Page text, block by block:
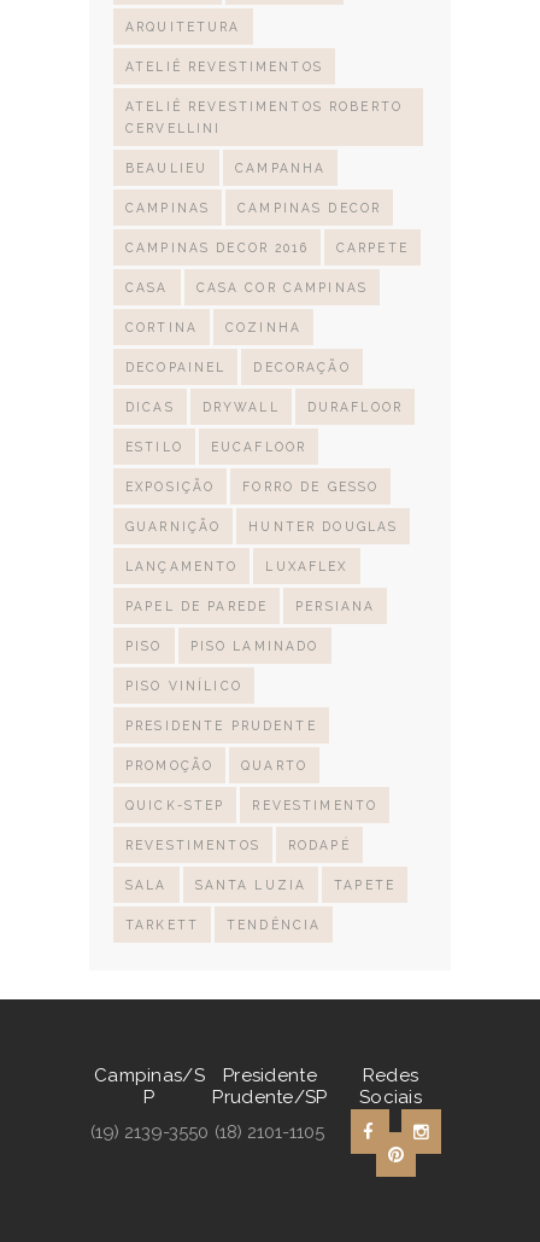
ARQUITETURA
ATELIÊ REVESTIMENTOS
ATELIÊ REVESTIMENTOS ROBERTO
CERVELLINI
BEAULIEU CAMPANHA
CAMPINAS CAMPINAS DECOR
CAMPINAS DECOR 2016 CARPETE
CASA CASA COR CAMPINAS
CORTINA COZINHA
DECOPAINEL DECORAÇÃO
DICAS DRYWALL DURAFLOOR
ESTILO EUCAFLOOR
EXPOSIÇÃO FORRO DE GESSO
GUARNIÇÃO HUNTER DOUGLAS
LANÇAMENTO LUXAFLEX
PAPEL DE PAREDE PERSIANA
PISO PISO LAMINADO
PISO VINÍLICO
PRESIDENTE PRUDENTE
PROMOÇÃO QUARTO
QUICK-STEP REVESTIMENTO
REVESTIMENTOS RODAPÉ
SALA SANTA LUZIA TAPETE
TARKETT TENDÊNCIA
Campinas/S
P
(19) 2139-3550
Presidente
Prudente/SP
(18) 2101-1105
Redes
Sociais